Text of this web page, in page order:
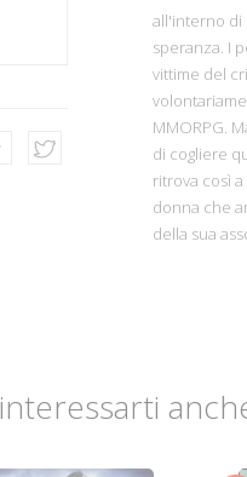
all'interno di
speranza. I
vittime del
MMORPG.
di cogliere
ritrova così
donna che
della sua